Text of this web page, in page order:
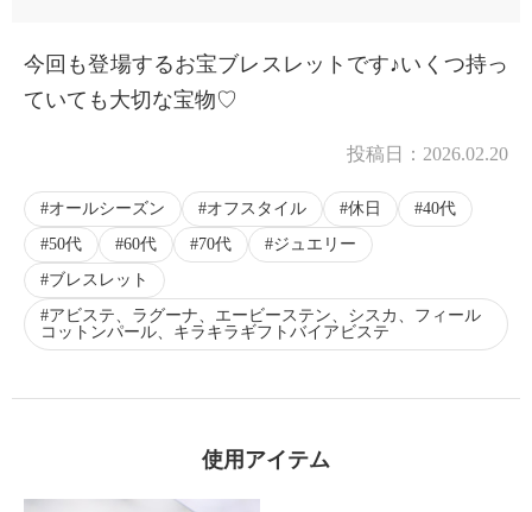
今回も登場するお宝ブレスレットです♪いくつ持っ
ていても大切な宝物♡
投稿日： 2026.02.20
オールシーズン オフスタイル 休日
40代
50代
60代 70代
ジュエリー
ブレスレット
アビステ、ラグーナ、エービーステン、シスカ、フィール
コットンパール、キラキラギフトバイアビステ
使用アイテム